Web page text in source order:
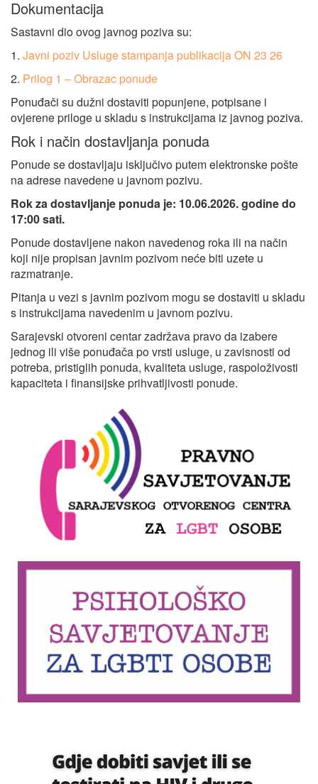
Dokumentacija
Sastavni dio ovog javnog poziva su:
1. Javni poziv Usluge stampanja publikacija ON 23 26
2. Prilog 1 – Obrazac ponude
Ponuđači su dužni dostaviti popunjene, potpisane i
ovjerene priloge u skladu s instrukcijama iz javnog poziva.
Rok i način dostavljanja ponuda
Ponude se dostavljaju isključivo putem elektronske pošte
na adrese navedene u javnom pozivu.
Rok za dostavljanje ponuda je: 10.06.2026. godine do
17:00 sati.
Ponude dostavljene nakon navedenog roka ili na način
koji nije propisan javnim pozivom neće biti uzete u
razmatranje.
Pitanja u vezi s javnim pozivom mogu se dostaviti u skladu
s instrukcijama navedenim u javnom pozivu.
Sarajevski otvoreni centar zadržava pravo da izabere
jednog ili više ponuđača po vrsti usluge, u zavisnosti od
potreba, pristiglih ponuda, kvaliteta usluge, raspoloživosti
kapaciteta i finansijske prihvatljivosti ponude.